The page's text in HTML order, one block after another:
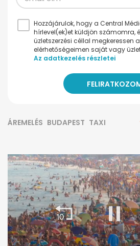
Hozzájárulok, hogy a Central
hírlevel(ek)et küldjön számomra,
üzletszerzési céllal
elérhetőségeimen saját vagy
Az adatkezelés részletei
ÁREMELÉS BUDAPEST TAXI